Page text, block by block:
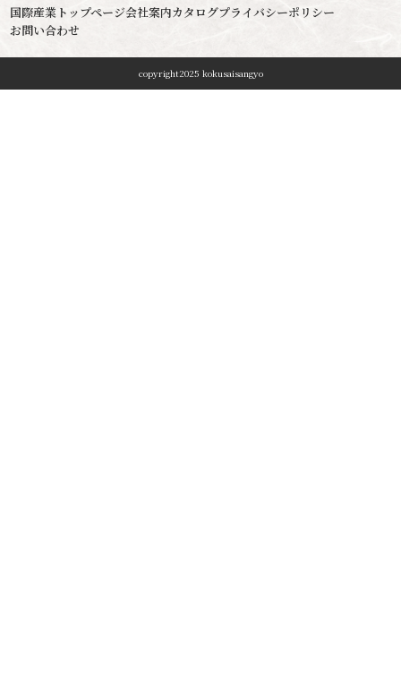
国際産業トップページ会社案内カタログプライバシーポリシー
お問い合わせ
copyright2025 kokusaisangyo